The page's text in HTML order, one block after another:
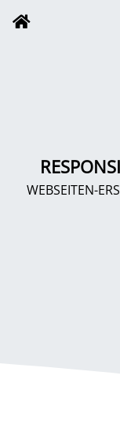
WEBSEITEN-